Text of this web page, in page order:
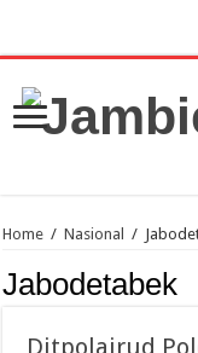
Home / Nasional /
Jabodetabek